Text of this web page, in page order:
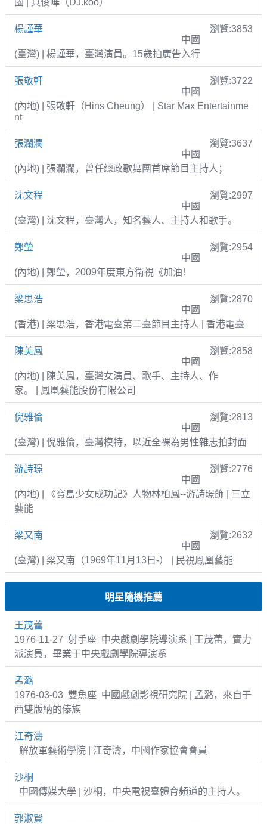
楊謹華
瀏覽:3853
中國
(臺灣) | 楊謹華，臺灣演員。15歲拍廣告入行
張敬軒
瀏覽:3722
中國
(內地) | 張敬軒（Hins Cheung） | Star Max Entertainme
nt
張瀾瀾
瀏覽:3637
中國
(內地) | 張瀾瀾，曾任總政歌舞團首席節目主持人；
沈文程
瀏覽:2997
中國
(臺灣) | 沈文程，臺灣人，知名藝人、主持人和歌手。
鄭瑩
瀏覽:2954
中國
(內地) | 鄭瑩，2009年度東方衛視《加油！
梁思浩
瀏覽:2870
中國
(香港) | 梁思浩，香港電臺第二臺節目主持人 | 香港電臺
陳美鳳
瀏覽:2858
中國
(內地) | 陳美鳳，臺灣女演員、歌手、主持人、作
家。 | 鳳凰藝能股份有限公司
倪雅倫
瀏覽:2813
中國
(臺灣) | 倪雅倫，臺灣模特，以近全裸為男性雜志拍封面
游詩璟
瀏覽:2776
中國
(內地) | 《寶島少女成功記》人物林柏鳳--游詩璟飾 | 三立
藝能
梁又南
瀏覽:2632
中國
(臺灣) | 梁又南（1969年11月13日-） | 民視鳳凰藝能
明星隨機推薦
王茂蕾
1976-11-27 射手座 中央戲劇學院導演系 | 王茂蕾，實力
派演員，畢業于中央戲劇學院導演系
孟潞
1976-03-03 雙魚座 中國戲劇影視研究院 | 孟潞，來自于
西雙版納的傣族
江奇濤
解放軍藝術學院 | 江奇濤，中國作家協會會員
沙桐
中國傳媒大學 | 沙桐，中央電視臺體育頻道的主持人。
郭淑賢